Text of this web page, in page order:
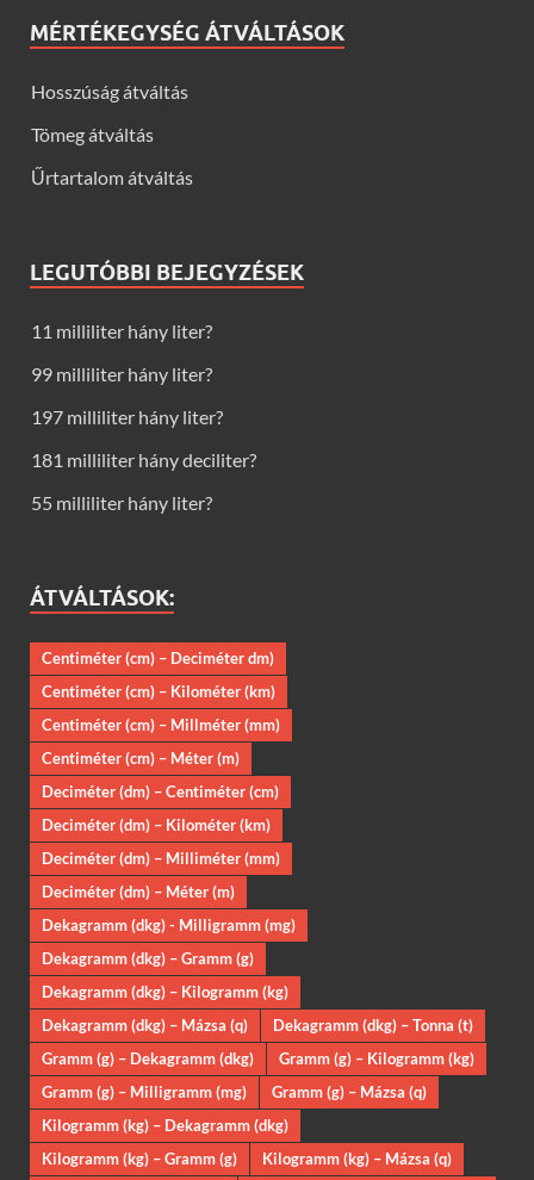
MÉRTÉKEGYSÉG ÁTVÁLTÁSOK
Hosszúság átváltás
Tömeg átváltás
Űrtartalom átváltás
LEGUTÓBBI BEJEGYZÉSEK
11 milliliter hány liter?
99 milliliter hány liter?
197 milliliter hány liter?
181 milliliter hány deciliter?
55 milliliter hány liter?
ÁTVÁLTÁSOK:
Centiméter (cm) – Deciméter dm)
Centiméter (cm) – Kilométer (km)
Centiméter (cm) – Millméter (mm)
Centiméter (cm) – Méter (m)
Deciméter (dm) – Centiméter (cm)
Deciméter (dm) – Kilométer (km)
Deciméter (dm) – Milliméter (mm)
Deciméter (dm) – Méter (m)
Dekagramm (dkg) - Milligramm (mg)
Dekagramm (dkg) – Gramm (g)
Dekagramm (dkg) – Kilogramm (kg)
Dekagramm (dkg) – Mázsa (q)
Dekagramm (dkg) – Tonna (t)
Gramm (g) – Dekagramm (dkg)
Gramm (g) – Kilogramm (kg)
Gramm (g) – Milligramm (mg)
Gramm (g) – Mázsa (q)
Kilogramm (kg) – Dekagramm (dkg)
Kilogramm (kg) – Gramm (g)
Kilogramm (kg) – Mázsa (q)